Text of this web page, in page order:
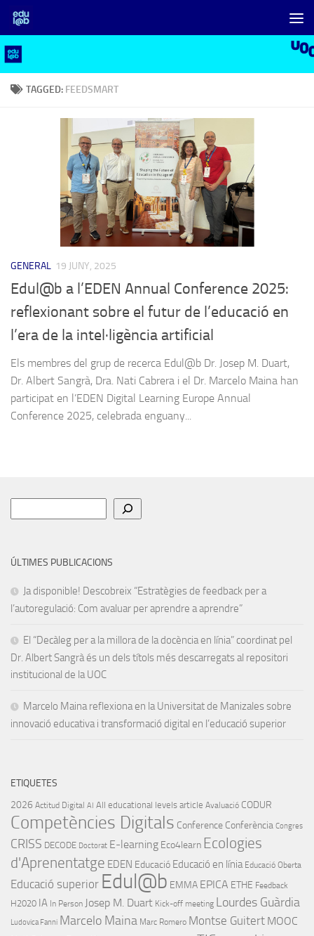
Skip to content
TAGGED: FEEDSMART
GENERAL 19 JUNY, 2025
Edul@b a l’EDEN Annual Conference 2025:
reflexionant sobre el futur de l’educació en
l’era de la intel·ligència artificial
Els membres del grup de recerca Edul@b Dr. Josep M. Duart,
Dr. Albert Sangrà, Dra. Nati Cabrera i el Dr. Marcelo Maina han
participat en l’EDEN Digital Learning Europe Annual
Conference 2025, celebrada enguany...
ÚLTIMES PUBLICACIONS
Ja disponible! Descobreix “Estratègies de feedback per a
l’autoregulació: Com avaluar per aprendre a aprendre”
El “Decàleg per a la millora de la docència en línia” coordinat pel
Dr. Albert Sangrà és un dels títols més descarregats al repositori
institucional de la UOC
Marcelo Maina reflexiona en la Universitat de Manizales sobre
innovació educativa i transformació digital en l’educació superior
ETIQUETES
2026 Actitud Digital AI All educational levels article Avaluació CODUR
Competències Digitals Conference Conferència Congres
CRISS DECODE Doctorat E-learning Eco4learn Ecologies
d'Aprenentatge EDEN Educació Educació en línia Educació Oberta
Educació superior Edul@b EMMA EPICA ETHE Feedback
H2020 IA In Person Josep M. Duart Kick-off meeting Lourdes Guàrdia
Ludovica Fanni Marcelo Maina Marc Romero Montse Guitert MOOC